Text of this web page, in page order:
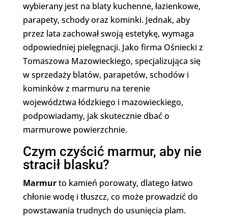
wybierany jest na blaty kuchenne, łazienkowe,
parapety, schody oraz kominki. Jednak, aby
przez lata zachował swoją estetykę, wymaga
odpowiedniej pielęgnacji. Jako firma Ośniecki z
Tomaszowa Mazowieckiego, specjalizująca się
w sprzedaży blatów, parapetów, schodów i
kominków z marmuru na terenie
województwa łódzkiego i mazowieckiego,
podpowiadamy, jak skutecznie dbać o
marmurowe powierzchnie.
Czym czyścić marmur, aby nie
stracił blasku?
Marmurto kamień porowaty, dlatego łatwo
chłonie wodę i tłuszcz, co może prowadzić do
powstawania trudnych do usunięcia plam.